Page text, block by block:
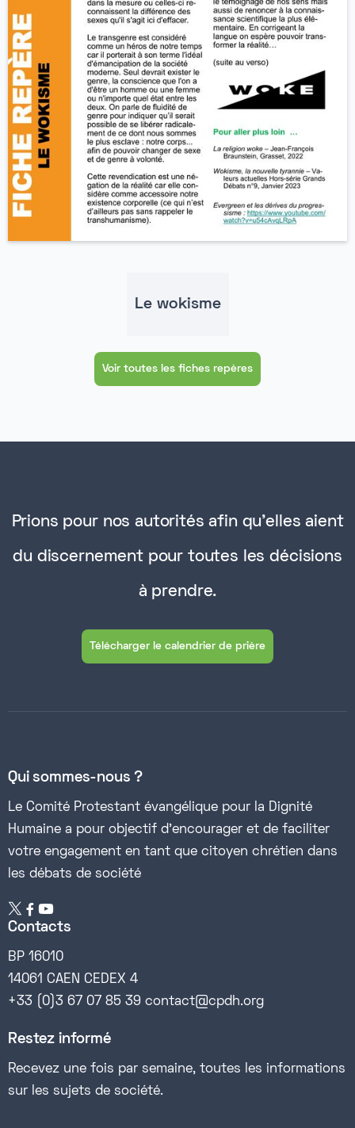
Le wokisme
Voir toutes les fiches repères
Prions pour nos autorités afin qu'elles aient
du discernement pour toutes les décisions
à prendre.
Télécharger le calendrier de prière
Qui sommes-nous ?
Le Comité Protestant évangélique pour la Dignité
Humaine a pour objectif d’encourager et de faciliter
votre engagement en tant que citoyen chrétien dans
les débats de société
 
Contacts
BP 16010
14061 CAEN CEDEX 4
+33 (0)3 67 07 85 39 contact@cpdh.org
Restez informé
Recevez une fois par semaine, toutes les informations
sur les sujets de société.